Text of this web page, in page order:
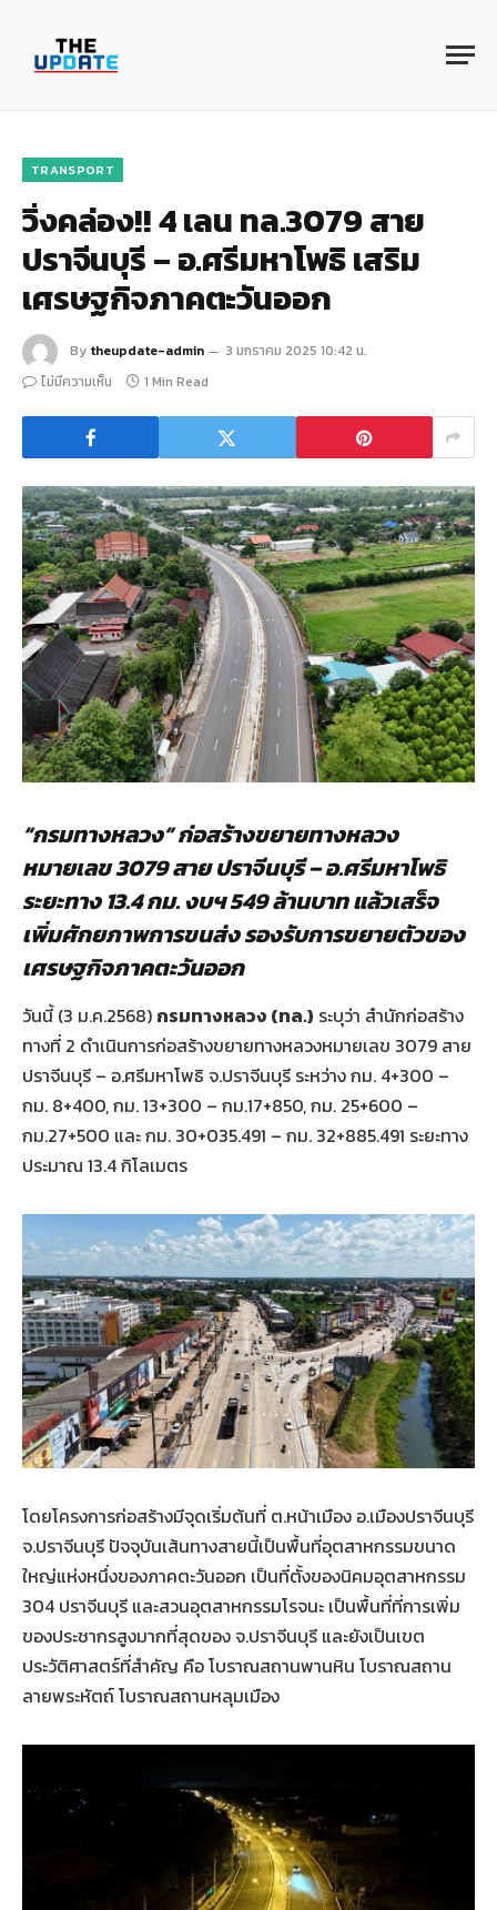
TRANSPORT
วิ่งคล่อง!! 4 เลน ทล.3079 สาย
ปราจีนบุรี – อ.ศรีมหาโพธิ เสริม
เศรษฐกิจภาคตะวันออก
By theupdate-admin
3 มกราคม 2025 10:42 น.
ไม่มีความเห็น
1 Min Read
“กรมทางหลวง” ก่อสร้างขยายทางหลวง
หมายเลข 3079 สาย ปราจีนบุรี – อ.ศรีมหาโพธิ
ระยะทาง 13.4 กม. งบฯ 549 ล้านบาท แล้วเสร็จ
เพิ่มศักยภาพการขนส่ง รองรับการขยายตัวของ
เศรษฐกิจภาคตะวันออก
วันนี้ (3 ม.ค.2568) กรมทางหลวง (ทล.) ระบุว่า สำนักก่อสร้าง
ทางที่ 2 ดำเนินการก่อสร้างขยายทางหลวงหมายเลข 3079 สาย
ปราจีนบุรี – อ.ศรีมหาโพธิ จ.ปราจีนบุรี ระหว่าง กม. 4+300 –
กม. 8+400, กม. 13+300 – กม.17+850, กม. 25+600 –
กม.27+500 และ กม. 30+035.491 – กม. 32+885.491 ระยะทาง
ประมาณ 13.4 กิโลเมตร
โดยโครงการก่อสร้างมีจุดเริ่มต้นที่ ต.หน้าเมือง อ.เมืองปราจีนบุรี
จ.ปราจีนบุรี ปัจจุบันเส้นทางสายนี้เป็นพื้นที่อุตสาหกรรมขนาด
ใหญ่แห่งหนึ่งของภาคตะวันออก เป็นที่ตั้งของนิคมอุตสาหกรรม
304 ปราจีนบุรี และสวนอุตสาหกรรมโรจนะ เป็นพื้นที่ที่การเพิ่ม
ของประชากรสูงมากที่สุดของ จ.ปราจีนบุรี และยังเป็นเขต
ประวัติศาสตร์ที่สำคัญ คือ โบราณสถานพานหิน โบราณสถาน
ลายพระหัตถ์ โบราณสถานหลุมเมือง